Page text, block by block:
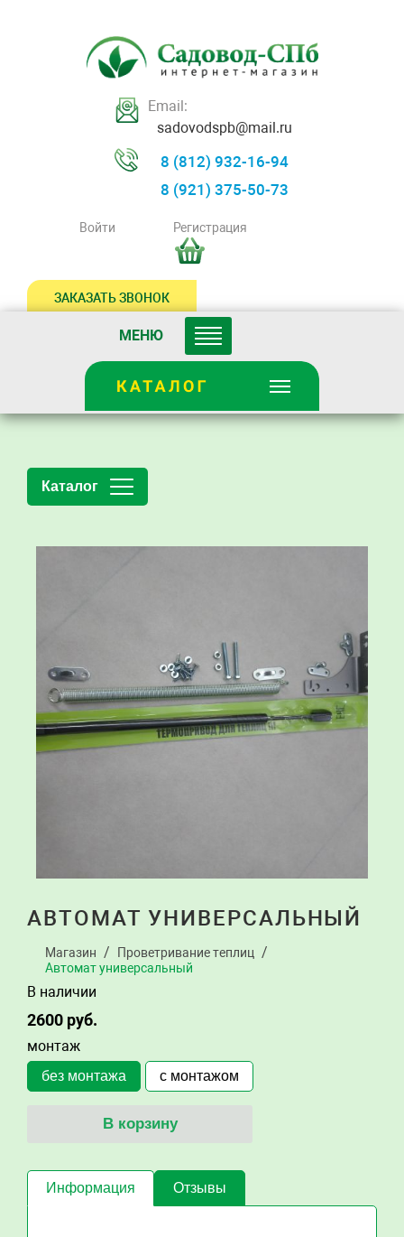
Email:
sadovodspb@mail.ru
8 (812) 932-16-94
8 (921) 375-50-73
Войти Регистрация
ЗАКАЗАТЬ ЗВОНОК
МЕНЮ
Каталог
АВТОМАТ УНИВЕРСАЛЬНЫЙ
Магазин
Проветривание теплиц
Автомат универсальный
В наличии
2600 руб.
монтаж
без монтажа с монтажом
В корзину
Информация Отзывы